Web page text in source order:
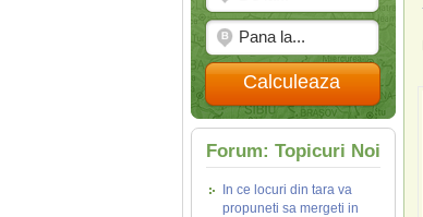
Calculeaza
Forum: Topicuri Noi
In ce locuri din tara va
propuneti sa mergeti in